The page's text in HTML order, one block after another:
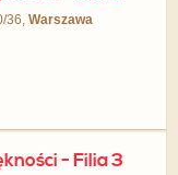
36,Warszawa
- Filia 3